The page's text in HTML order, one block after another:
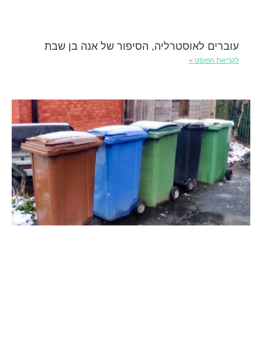
עוברים לאוסטרליה, הסיפור של אנה בן שבת
לקריאת הפוסט »